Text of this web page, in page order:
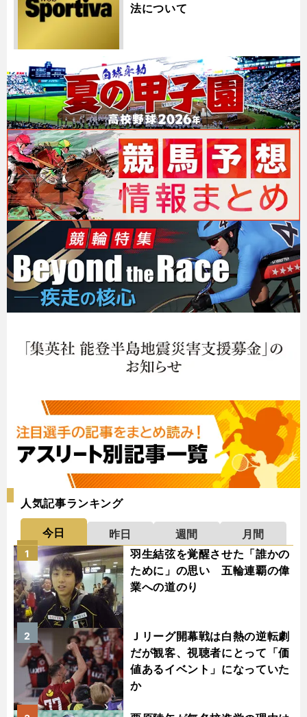
法について
人気記事ランキング
今日 昨日 週間
月間
羽生結弦を覚醒させた「誰かの
ために」の思い 五輪連覇の偉
業への道のり
1
Ｊリーグ開幕戦は白熱の逆転劇
だが観客、視聴者にとって「価
値あるイベント」になっていた
か
2